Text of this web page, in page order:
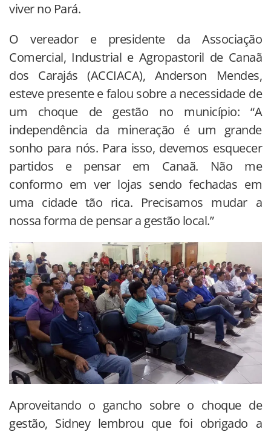
viver no Pará.
O vereador e presidente da Associação
Comercial, Industrial e Agropastoril de Canaã
dos Carajás (ACCIACA), Anderson Mendes,
esteve presente e falou sobre a necessidade de
um choque de gestão no município: “A
independência da mineração é um grande
sonho para nós. Para isso, devemos esquecer
partidos e pensar em Canaã. Não me
conformo em ver lojas sendo fechadas em
uma cidade tão rica. Precisamos mudar a
nossa forma de pensar a gestão local.”
Aproveitando o gancho sobre o choque de
gestão, Sidney lembrou que foi obrigado a